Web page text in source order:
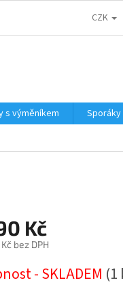
CZK
s výměníkem Sporáky
Kč
bez DPH
- SKLADEM (1